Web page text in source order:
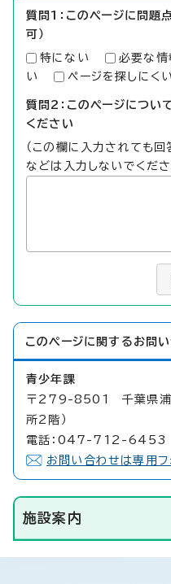
質問1：このページに問題
可）
特にない 必要な情
い
ページを探しにくい
質問2：このページについ
ください
（この欄に入力されても回
などは入力しないでくださ
このページに関する お問
青少年課
〒279-8501 千葉県浦
所2階）
電話：047-712-6453
お問い合わせは専用フ
施設案内